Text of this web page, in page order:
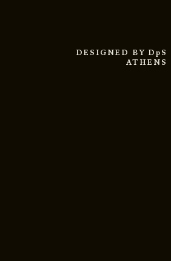
DESIGNED BY DpS
ATHENS